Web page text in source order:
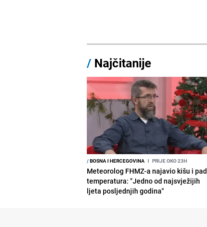
/ Najčitanije
/BOSNA I HERCEGOVINA I PRIJE OKO 23H
Meteorolog FHMZ-a najavio kišu i pad
temperatura: "Jedno od najsvježijih
ljeta posljednjih godina"